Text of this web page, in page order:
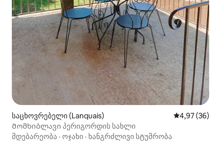
საცხოვრებელი (Lanquais) საშუალო
4,97 (36)
Მომხიბლავი პერიგორდის სახლი
მდებარეობა · ოჯახი · ხანგრძლივი სტუმრობა